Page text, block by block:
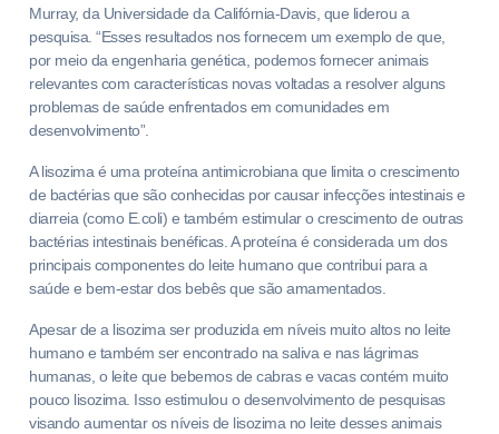
Murray, da Universidade da Califórnia-Davis, que liderou a
pesquisa. “Esses resultados nos fornecem um exemplo de que,
por meio da engenharia genética, podemos fornecer animais
relevantes com características novas voltadas a resolver alguns
problemas de saúde enfrentados em comunidades em
desenvolvimento”.
A lisozima é uma proteína antimicrobiana que limita o crescimento
de bactérias que são conhecidas por causar infecções intestinais e
diarreia (como E.coli) e também estimular o crescimento de outras
bactérias intestinais benéficas. A proteína é considerada um dos
principais componentes do leite humano que contribui para a
saúde e bem-estar dos bebês que são amamentados.
Apesar de a lisozima ser produzida em níveis muito altos no leite
humano e também ser encontrado na saliva e nas lágrimas
humanas, o leite que bebemos de cabras e vacas contém muito
pouco lisozima. Isso estimulou o desenvolvimento de pesquisas
visando aumentar os níveis de lisozima no leite desses animais